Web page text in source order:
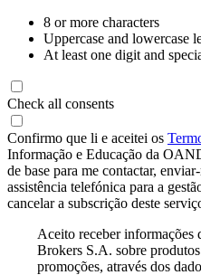
8 or more characters
Uppercase and lowercase
At least one digit and
Check all consents
Confirmo que li e aceitei os
Informação e Educação da
de base para me contactar,
assistência telefónica para a
cancelar a subscrição deste
Aceito receber
Brokers S.A. sobre
promoções, através dos